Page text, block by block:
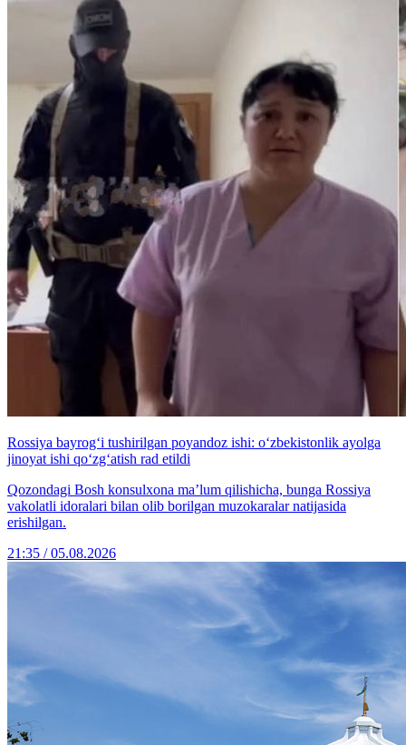
Rossiya bayrog‘i tushirilgan poyandoz ishi: o‘zbekistonlik ayolga
jinoyat ishi qo‘zg‘atish rad etildi
Qozondagi Bosh konsulxona ma’lum qilishicha, bunga Rossiya
vakolatli idoralari bilan olib borilgan muzokaralar natijasida
erishilgan.
21:35 / 05.08.2026